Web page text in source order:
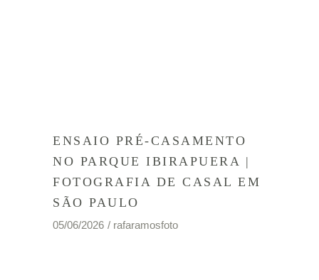
ENSAIO PRÉ-CASAMENTO
NO PARQUE IBIRAPUERA |
FOTOGRAFIA DE CASAL EM
SÃO PAULO
05/06/2026 rafaramosfoto